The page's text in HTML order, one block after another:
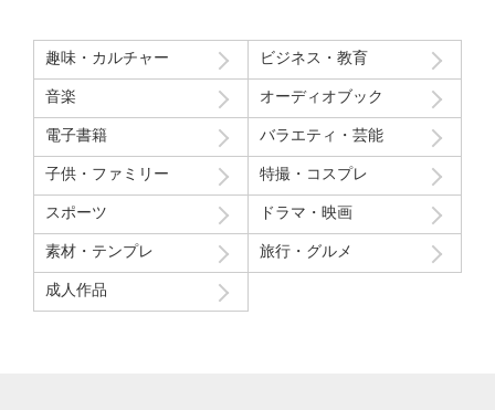
価格の安い順
価格の高い順
月間ランキング
年間ランキング
趣味・カルチャー ビジネス・教育
音楽 オーディオブック
電子書籍 バラエティ・芸能
子供・ファミリー 特撮・コスプレ
スポーツ ドラマ・映画
素材・テンプレ 旅行・グルメ
成人作品